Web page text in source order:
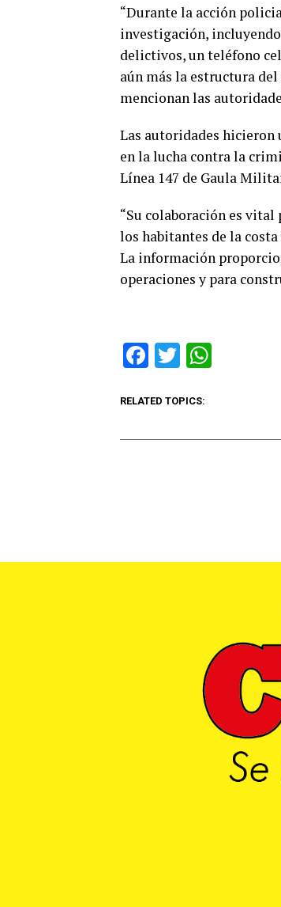
“Durante la acción
investigación,
delictivos, un teléfono
aún más la estructura
mencionan las
Las autoridades hicieron
en la lucha contra la
Línea 147 de Gaula
“Su colaboración es
los habitantes de la
La información
operaciones y para
Facebook
Twitter
RELATED TOPICS: